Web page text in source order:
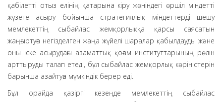
қабілетті отыз елінің қатарына кіру жөніндегі өршіл міндетті
жүзеге асыру бойынша стратегиялық міндеттерді шешу
мемлекеттің сыбайлас жемқорлыққа қарсы саясатын
жаңғыртуға негізделген жаңа жүйелі шаралар қабылдауды және
оны іске асырудағы азаматтық қоғам институттарының рөлін
арттыруды талап етеді, бұл сыбайлас жемқорлық көріністерін
барынша азайтуға мүмкіндік берер еді.
Бұл орайда қазіргі кезеңде мемлекеттің сыбайлас